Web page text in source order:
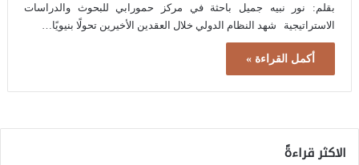
بقلم: نور نبيه جميل باحثة في مركز حمورابي للبحوث والدراسات
الاستراتيجية شهد النظام الدولي خلال العقدين الأخيرين تحولًا بنيويًا…
أكمل القراءة »
الاكثر قراءةً